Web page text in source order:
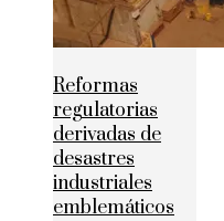
Reformas
regulatorias
derivadas de
desastres
industriales
emblemáticos